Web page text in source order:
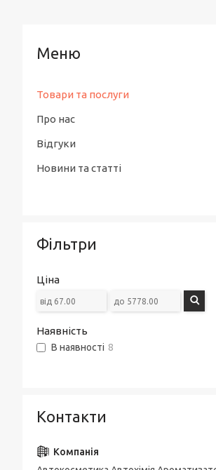
Товари та послуги
Про нас
Відгуки
Новини та статті
Фільтри
Ціна
Наявність
В наявності 8
Контакти